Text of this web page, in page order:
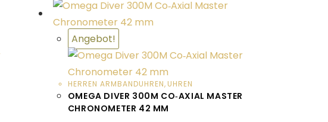
Angebot!
HERREN ARMBANDUHREN, UHREN
OMEGA DIVER 300M CO‑AXIAL MASTER
CHRONOMETER 42 MM